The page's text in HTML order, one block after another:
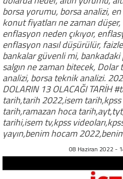
borsa yorumu, borsa analizi, en
konut fiyatları ne zaman
enflasyon neden çıkıyor,
enflasyon nasıl düşürülür,
bankalar güvenli mi,
salgın ne zaman bitecek,
analizi, borsa teknik analizi.
DOLARIN 13 OLACAĞI TARİH
tarih,tarih 2022,isem
tarih,ramazan hoca
tarihi,isem tv,kpss
yayın,benim hocam
08 Haziran 2022 -